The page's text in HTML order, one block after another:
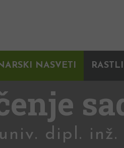
NASVETI
dipl. inž.